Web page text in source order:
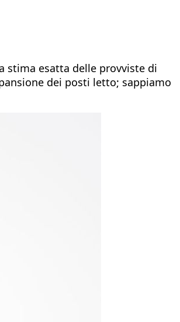
stima esatta delle provviste di
dei posti letto; sappiamo